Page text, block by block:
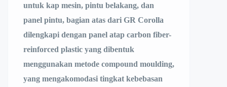
untuk kap mesin, pintu belakang, dan
panel pintu, bagian atas dari GR Corolla
dilengkapi dengan panel atap carbon fiber-
reinforced plastic yang dibentuk
menggunakan metode compound moulding,
yang mengakomodasi tingkat kebebasan